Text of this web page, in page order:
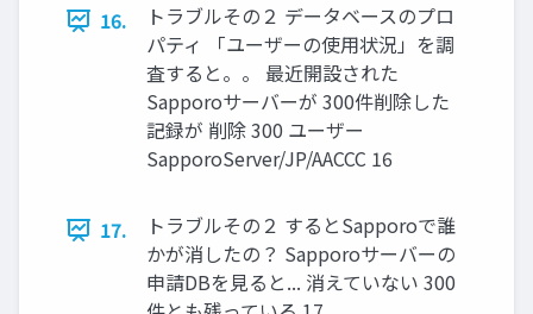
16.
トラブルその２ データベースのプロ
パティ 「ユーザーの使用状況」を調
査すると。。 最近開設された
Sapporoサーバーが 300件削除した
記録が 削除 300 ユーザー
SapporoServer/JP/AACCC 16
17.
トラブルその２ するとSapporoで誰
かが消したの？ Sapporoサーバーの
申請DBを見ると... 消えていない 300